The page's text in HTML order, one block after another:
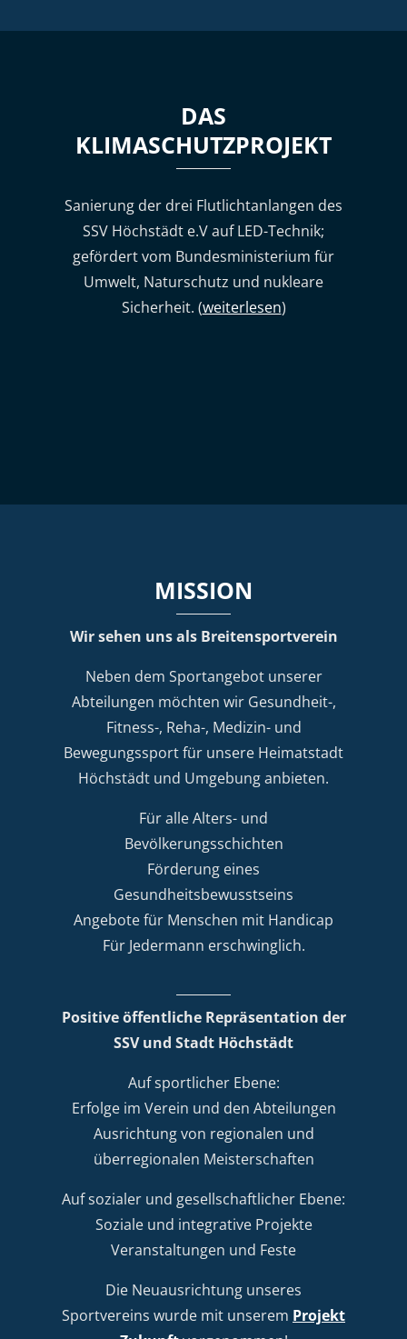
DAS
KLIMASCHUTZPROJEKT
Sanierung der drei Flutlichtanlangen des
SSV Höchstädt e.V auf LED-Technik;
gefördert vom Bundesministerium für
Umwelt, Naturschutz und nukleare
Sicherheit. (weiterlesen)
MISSION
Wir sehen uns als Breitensportverein
Neben dem Sportangebot unserer
Abteilungen möchten wir Gesundheit-,
Fitness-, Reha-, Medizin- und
Bewegungssport für unsere Heimatstadt
Höchstädt und Umgebung anbieten.
Für alle Alters- und
Bevölkerungsschichten
Förderung eines
Gesundheitsbewusstseins
Angebote für Menschen mit Handicap
Für Jedermann erschwinglich.
Positive öffentliche Repräsentation der
SSV und Stadt Höchstädt
Auf sportlicher Ebene:
Erfolge im Verein und den Abteilungen
Ausrichtung von regionalen und
überregionalen Meisterschaften
Auf sozialer und gesellschaftlicher Ebene:
Soziale und integrative Projekte
Veranstaltungen und Feste
Die Neuausrichtung unseres
Sportvereins wurde mit unserem Projekt